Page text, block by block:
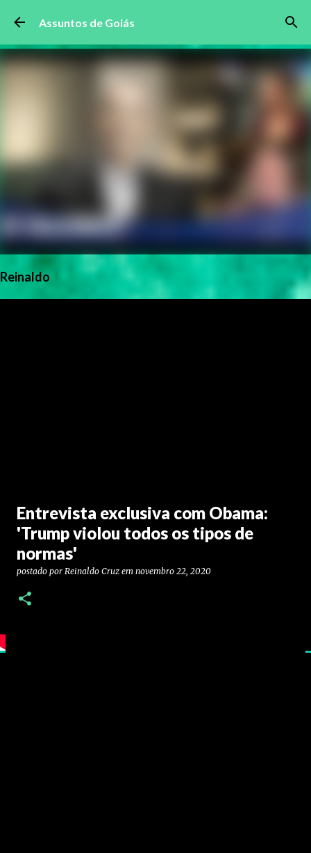
Pular para o conteúdo principal
Assuntos de Goiás
Reinaldo
Entrevista exclusiva com Obama:
'Trump violou todos os tipos de
normas'
postado por Reinaldo Cruz em novembro 22, 2020